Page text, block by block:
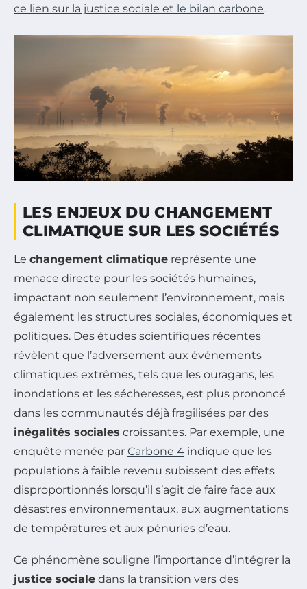
ce lien sur la justice sociale et le bilan carbone.
LES ENJEUX DU CHANGEMENT
CLIMATIQUE SUR LES SOCIÉTÉS
Le changement climatique représente une
menace directe pour les sociétés humaines,
impactant non seulement l’environnement, mais
également les structures sociales, économiques et
politiques. Des études scientifiques récentes
révèlent que l’adversement aux événements
climatiques extrêmes, tels que les ouragans, les
inondations et les sécheresses, est plus prononcé
dans les communautés déjà fragilisées par des
inégalités sociales croissantes. Par exemple, une
enquête menée par Carbone 4 indique que les
populations à faible revenu subissent des effets
disproportionnés lorsqu’il s’agit de faire face aux
désastres environnementaux, aux augmentations
de températures et aux pénuries d’eau.
Ce phénomène souligne l’importance d’intégrer la
justice sociale dans la transition vers des